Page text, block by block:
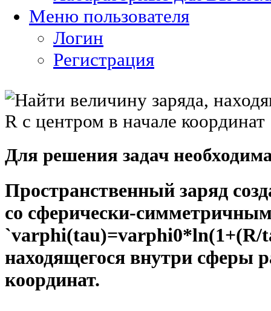
Меню пользователя
Логин
Регистрация
Для решения задач
Пространственный заряд
со сферически-
`varphi(tau)=varphi0*ln(1+(R/
находящегося внутри сферы
координат.